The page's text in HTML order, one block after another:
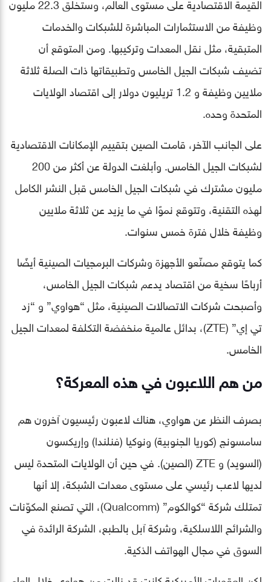
وظيفة من الاستثمارات المباشرة للشبكات والخدمات
المتبقية، مثل نقل المعدات وتركيبها. ومن المتوقع أن
تضيف شبكات الجيل الخامس وتطبيقاتها ذات الصلة ثلاثة
ملايين وظيفة و 1.2 تريليون دولار إلى اقتصاد الولايات
المتحدة وحده.
على الجانب الآخر، قامت الصين بتقييم الإمكانات الاقتصادية
لشبكات الجيل الخامس. وأبلغت الدولة عن أكثر من 200
مليون مشترك في شبكات الجيل الخامس قبل النشر الكامل
لهذه التقنية، وتتوقع نموًا في ما يزيد عن ثلاثة ملايين
وظيفة خلال فترة خمس سنوات.
كما يتوقع مصنّعو الأجهزة وشركات البرمجيات الصينية أيضًا
أرباحًا سخية من اقتصاد يدعم شبكات الجيل الخامس،
وأصبحت شركات الاتصالات الصينية، مثل “هواوي” و “زد
تي إي” (ZTE)، بدائل عالمية منخفضة التكلفة لمعدات الجيل
الخامس.
من هم اللاعبون في هذه المعركة؟
بصرف النظر عن هواوي، هناك لاعبون رئيسيون آخرون هم
سامسونج (كوريا الجنوبية) ونوكيا (فنلندا) وإريكسون
(السويد) و ZTE (الصين). في حين أن الولايات المتحدة ليس
لديها لاعب رئيسي على مستوى معدات الشبكة، إلا أنها
تمتلك شركة “كوالكوم” (Qualcomm)، التي تصنع المكوّنات
والشرائح اللاسلكية، وشركة آبل بالطبع، الشركة الرائدة في
السوق في مجال الهواتف الذكية.